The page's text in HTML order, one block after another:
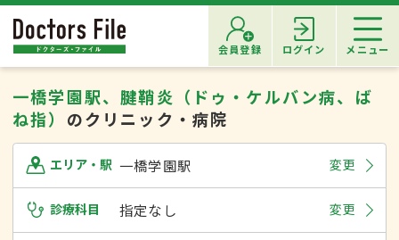
会員登録 ログイン メニュー
一橋学園駅、腱鞘炎（ドゥ・ケルバン病、ば
ね指） のクリニック・病院
エリア・駅 一橋学園駅 変更
診療科目 指定なし 変更